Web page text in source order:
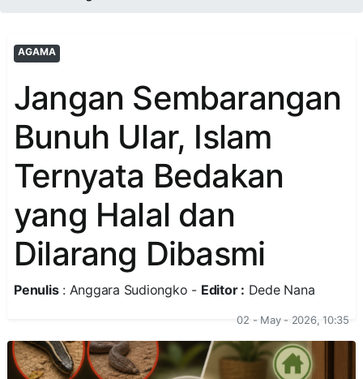
AGAMA
Jangan Sembarangan
Bunuh Ular, Islam
Ternyata Bedakan
yang Halal dan
Dilarang Dibasmi
Penulis: Anggara Sudiongko - Editor : Dede Nana
02 - May - 2026, 10:35